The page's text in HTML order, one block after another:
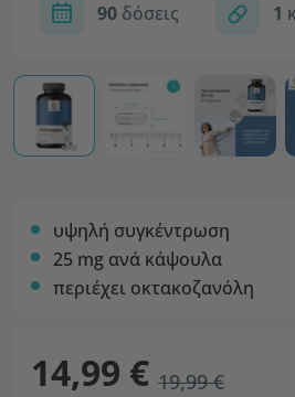
90δόσεις 1
υψηλή συγκέντρωση
25 mg ανά κάψουλα
περιέχει οκτακοζανόλη
14,99 € 19,99 €